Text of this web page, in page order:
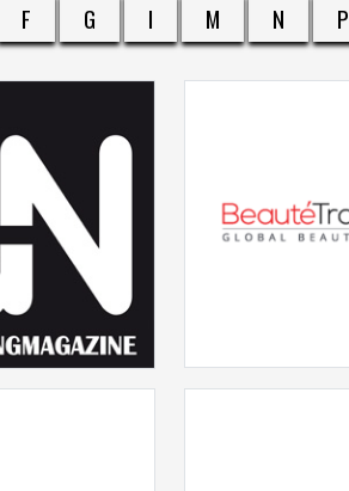
F G I M N P